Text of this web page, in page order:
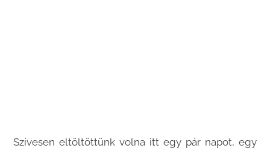
Szívesen eltöltöttünk volna itt egy pár napot, egy